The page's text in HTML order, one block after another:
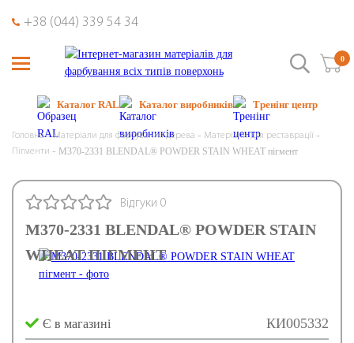
+38 (044) 339 54 34
0
Каталог RAL Каталог виробників Тренінг центр
Головна Матеріали для фарбування дерева
Матеріали для реставрації
Пігменти
M370-2331 BLENDAL® POWDER STAIN WHEAT пігмент
M370-2331 BLENDAL® POWDER STAIN
WHEAT ПІГМЕНТ
Відгуки 0
КИ005332
Є в магазині